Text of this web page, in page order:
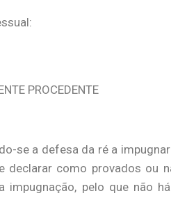
PROCEDENTE
se a defesa da ré a
declarar como provados ou
impugnação, pelo que não